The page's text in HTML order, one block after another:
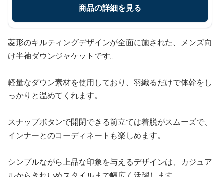
商品の詳細を見る
菱形のキルティングデザインが全面に施された、メンズ向
け半袖ダウンジャケットです。
軽量なダウン素材を使用しており、羽織るだけで体幹をし
っかりと温めてくれます。
スナップボタンで開閉できる前立ては着脱がスムーズで、
インナーとのコーディネートも楽しめます。
シンプルながら上品な印象を与えるデザインは、カジュア